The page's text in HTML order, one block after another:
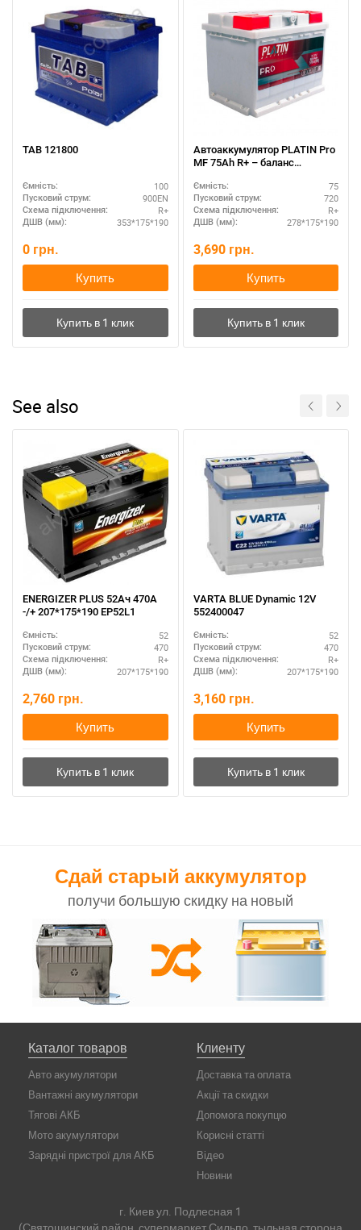
TAB 121800
Ємність: 100
Пусковий струм: 900EN
Схема підключення: R+
ДШВ (мм): 353*175*190
0 грн.
Купить
Автоаккумулятор PLATIN Pro
MF 75Ah R+ – баланс
Ємність: 75
Пусковий струм: 720
Схема підключення: R+
ДШВ (мм): 278*175*190
3,690 грн.
Купить
See also
ENERGIZER PLUS 52Ач 470A
-/+ 207*175*190 EP52L1
Ємність: 52
Пусковий струм: 470
Схема підключення: R+
ДШВ (мм): 207*175*190
2,760 грн.
Купить
VARTA BLUE Dynamic 12V
552400047
Ємність: 52
Пусковий струм: 470
Схема підключення: R+
ДШВ (мм): 207*175*190
3,160 грн.
Купить
Сдай старый аккумулятор
получи большую скидку на новый
Каталог товаров
Авто акумулятори
Вантажні акумулятори
Тягові АКБ
Мото акумулятори
Зарядні пристрої для АКБ
Клиенту
Доставка та оплата
Акції та скидки
Допомога покупцю
Корисні статті
Відео
Новини
г. Киев ул. Подлесная 1
За відсутності звязку - дзвоніть, пишіть у Viber / Telegram
(093) 600-51-11
Написати в Viber